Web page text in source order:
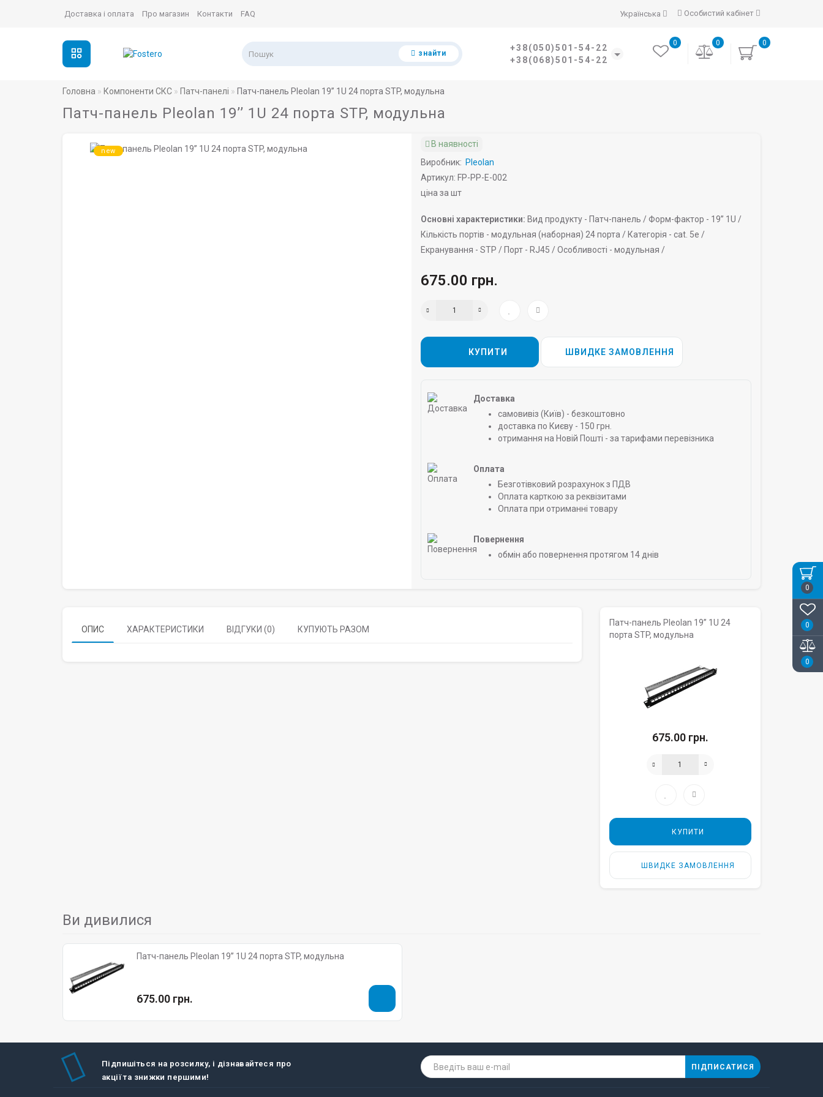
0
0
0
Особистий кабінет
Українська
Доставка і оплата Про магазин Контакти FAQ
знайти
+38(050)501-54-22
+38(068)501-54-22
0
0
0
Головна Компоненти СКС Патч-панелі Патч-панель Pleolan 19’’ 1U 24 порта STP, модульна
Патч-панель Pleolan 19’’ 1U 24 порта STP, модульна
new
В наявності
Виробник: Pleolan
Артикул: FP-PP-E-002
ціна за шт
Основні характеристики: Вид продукту - Патч-панель /Форм-фактор - 19’’ 1U /
Кількість портів - модульная (наборная) 24 порта / Категорія - cat. 5e /
Екранування - STP / Порт - RJ45 /Особливості - модульная /
675.00 грн.
КУПИТИ ШВИДКЕ ЗАМОВЛЕННЯ
Доставка
самовивіз (Київ) - безкоштовно
доставка по Києву - 150 грн.
отримання на Новій Пошті - за тарифами перевізника
Оплата
Безготівковий розрахунок з ПДВ
Оплата карткою за реквізитами
Оплата при отриманні товару
Повернення
обмін або повернення протягом 14 днів
ОПИС ХАРАКТЕРИСТИКИ ВІДГУКИ (0) КУПУЮТЬ РАЗОМ
Патч-панель Pleolan 19’’ 1U 24
порта STP, модульна
675.00 грн.
КУПИТИ
ШВИДКЕ ЗАМОВЛЕННЯ
Ви дивилися
Патч-панель Pleolan 19’’ 1U 24 порта STP, модульна
675.00 грн.
Підпишіться на розсилку, і дізнавайтеся про
акції та знижки першими!
ПІДПИСАТИСЯ